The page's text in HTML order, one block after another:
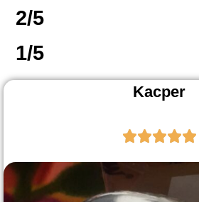
2/5
1/5
Kacper